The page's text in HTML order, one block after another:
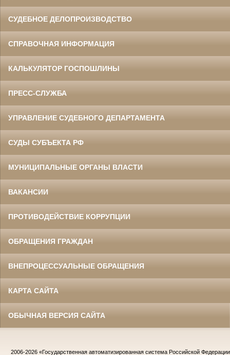
СУДЕБНОЕ ДЕЛОПРОИЗВОДСТВО
СПРАВОЧНАЯ ИНФОРМАЦИЯ
КАЛЬКУЛЯТОР ГОСПОШЛИНЫ
ПРЕСС-СЛУЖБА
УПРАВЛЕНИЕ СУДЕБНОГО ДЕПАРТАМЕНТА
СУДЫ СУБЪЕКТА РФ
МУНИЦИПАЛЬНЫЕ ОРГАНЫ ВЛАСТИ
ВАКАНСИИ
ПРОТИВОДЕЙСТВИЕ КОРРУПЦИИ
ОБРАЩЕНИЯ ГРАЖДАН
ВНЕПРОЦЕССУАЛЬНЫЕ ОБРАЩЕНИЯ
КАРТА САЙТА
ОБЫЧНАЯ ВЕРСИЯ САЙТА
2006-2026 «Государственная автоматизированная система Российской